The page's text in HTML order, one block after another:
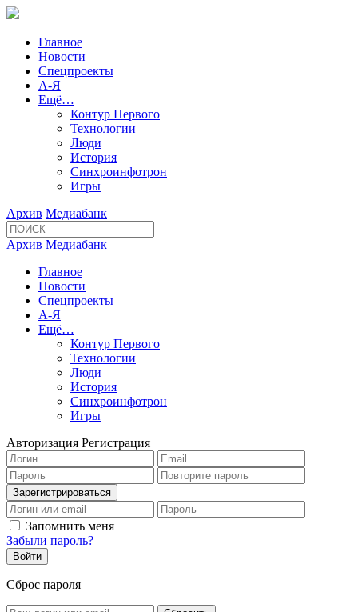
Главное
Новости
Спецпроекты
А-Я
Ещё…
Контур Первого
Технологии
Люди
История
Синхроинфотрон
Игры
Архив Медиабанк
Архив Медиабанк
Главное
Новости
Спецпроекты
А-Я
Ещё…
Контур Первого
Технологии
Люди
История
Синхроинфотрон
Игры
Авторизация Регистрация
Запомнить меня
Забыли пароль?
Сброс пароля